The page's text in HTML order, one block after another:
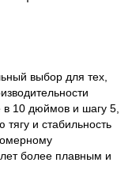
выбор для тех,
в 10 дюймов и шагу 5,
и стабильность
более плавным и